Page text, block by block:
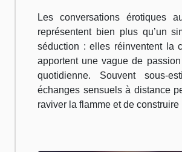
peuvent-elles
quotidien ?
Les conversations érotiques
représentent bien plus qu’un
séduction : elles réinventent la
apportent une vague de
quotidienne. Souvent sous-
échanges sensuels à distance
raviver la flamme et de construire